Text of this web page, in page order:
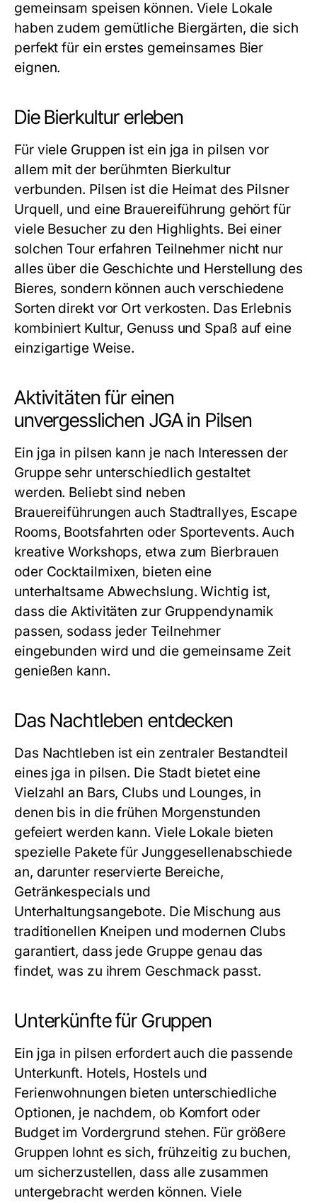
gemeinsam speisen können. Viele Lokale
haben zudem gemütliche Biergärten, die sich
perfekt für ein erstes gemeinsames Bier
eignen.
Die Bierkultur erleben
Für viele Gruppen ist ein jga in pilsen vor
allem mit der berühmten Bierkultur
verbunden. Pilsen ist die Heimat des Pilsner
Urquell, und eine Brauereiführung gehört für
viele Besucher zu den Highlights. Bei einer
solchen Tour erfahren Teilnehmer nicht nur
alles über die Geschichte und Herstellung des
Bieres, sondern können auch verschiedene
Sorten direkt vor Ort verkosten. Das Erlebnis
kombiniert Kultur, Genuss und Spaß auf eine
einzigartige Weise.
Aktivitäten für einen
unvergesslichen JGA in Pilsen
Ein jga in pilsen kann je nach Interessen der
Gruppe sehr unterschiedlich gestaltet
werden. Beliebt sind neben
Brauereiführungen auch Stadtrallyes, Escape
Rooms, Bootsfahrten oder Sportevents. Auch
kreative Workshops, etwa zum Bierbrauen
oder Cocktailmixen, bieten eine
unterhaltsame Abwechslung. Wichtig ist,
dass die Aktivitäten zur Gruppendynamik
passen, sodass jeder Teilnehmer
eingebunden wird und die gemeinsame Zeit
genießen kann.
Das Nachtleben entdecken
Das Nachtleben ist ein zentraler Bestandteil
eines jga in pilsen. Die Stadt bietet eine
Vielzahl an Bars, Clubs und Lounges, in
denen bis in die frühen Morgenstunden
gefeiert werden kann. Viele Lokale bieten
spezielle Pakete für Junggesellenabschiede
an, darunter reservierte Bereiche,
Getränkespecials und
Unterhaltungsangebote. Die Mischung aus
traditionellen Kneipen und modernen Clubs
garantiert, dass jede Gruppe genau das
findet, was zu ihrem Geschmack passt.
Unterkünfte für Gruppen
Ein jga in pilsen erfordert auch die passende
Unterkunft. Hotels, Hostels und
Ferienwohnungen bieten unterschiedliche
Optionen, je nachdem, ob Komfort oder
Budget im Vordergrund stehen. Für größere
Gruppen lohnt es sich, frühzeitig zu buchen,
um sicherzustellen, dass alle zusammen
untergebracht werden können. Viele